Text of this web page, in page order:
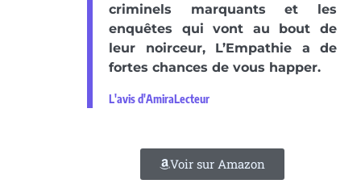
criminels marquants et les
enquêtes qui vont au bout de
leur noirceur, L’Empathie a de
fortes chances de vous happer.
L'avis d'AmiraLecteur
Voir sur Amazon